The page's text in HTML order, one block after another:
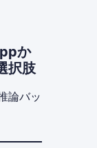
か
択肢
論バッ